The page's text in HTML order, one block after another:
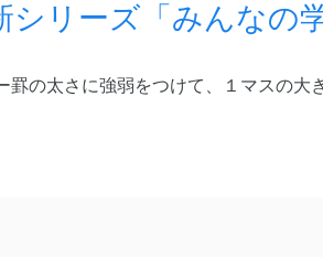
シリーズ「みんなの
罫の太さに強弱をつけて、１マスの